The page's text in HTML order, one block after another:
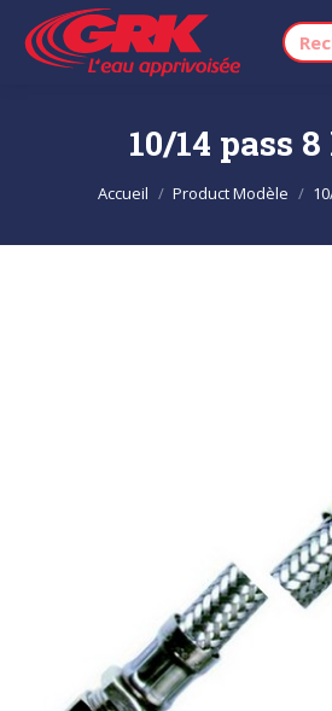
10/14 pass 8
Vous êtes ici :
Accueil Product Modèle